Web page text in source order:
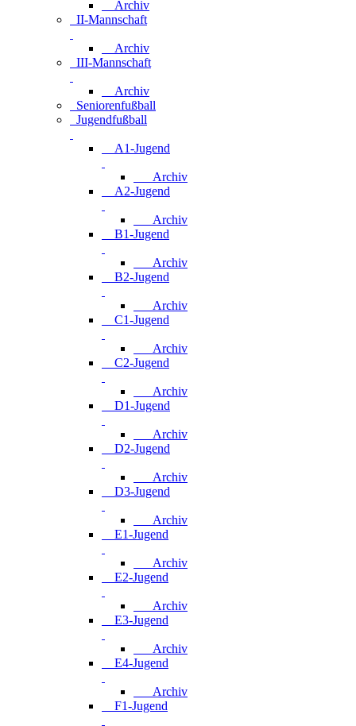
Archiv
II-Mannschaft
Archiv
III-Mannschaft
Archiv
Seniorenfußball
Jugendfußball
A1-Jugend
Archiv
A2-Jugend
Archiv
B1-Jugend
Archiv
B2-Jugend
Archiv
C1-Jugend
Archiv
C2-Jugend
Archiv
D1-Jugend
Archiv
D2-Jugend
Archiv
D3-Jugend
Archiv
E1-Jugend
Archiv
E2-Jugend
Archiv
E3-Jugend
Archiv
E4-Jugend
Archiv
F1-Jugend